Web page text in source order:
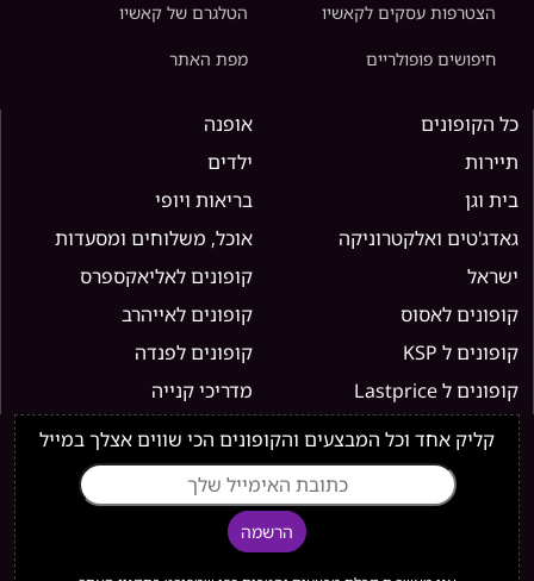
הצטרפות עסקים לקאשיו הטלגרם של קאשיו
חיפושים פופולריים מפת האתר
כל הקופונים
אופנה
תיירות
ילדים
בית וגן
בריאות ויופי
גאדג'טים ואלקטרוניקה
אוכל, משלוחים ומסעדות
ישראל
קופונים לאליאקספרס
קופונים לאסוס
קופונים לאייהרב
קופונים ל KSP
קופונים לפנדה
קופונים ל Lastprice
מדריכי קנייה
קליק אחד וכל המבצעים והקופונים הכי שווים אצלך במייל
הרשמה